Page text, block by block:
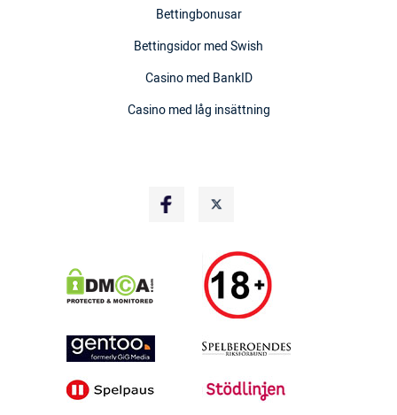
Bettingbonusar
Bettingsidor med Swish
Casino med BankID
Casino med låg insättning